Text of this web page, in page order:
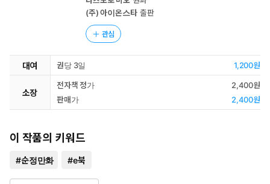
(주) 아이온스타출판
관심
대여 권당 3일 1,200원
소장
전자책 정가
2,400원
판매가
2,400원
이 작품의 키워드
#순정만화 #e북